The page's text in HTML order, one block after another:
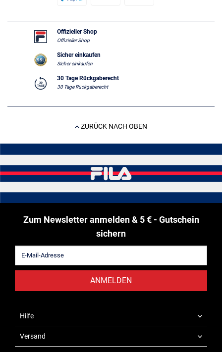
Offizieller Shop
Offizieller Shop
Sicher einkaufen
Sicher einkaufen
30 Tage Rückgaberecht
30 Tage Rückgaberecht
ZURÜCK NACH OBEN
Zum Newsletter anmelden & 5 € - Gutschein
sichern
ANMELDEN
Hilfe
Versand